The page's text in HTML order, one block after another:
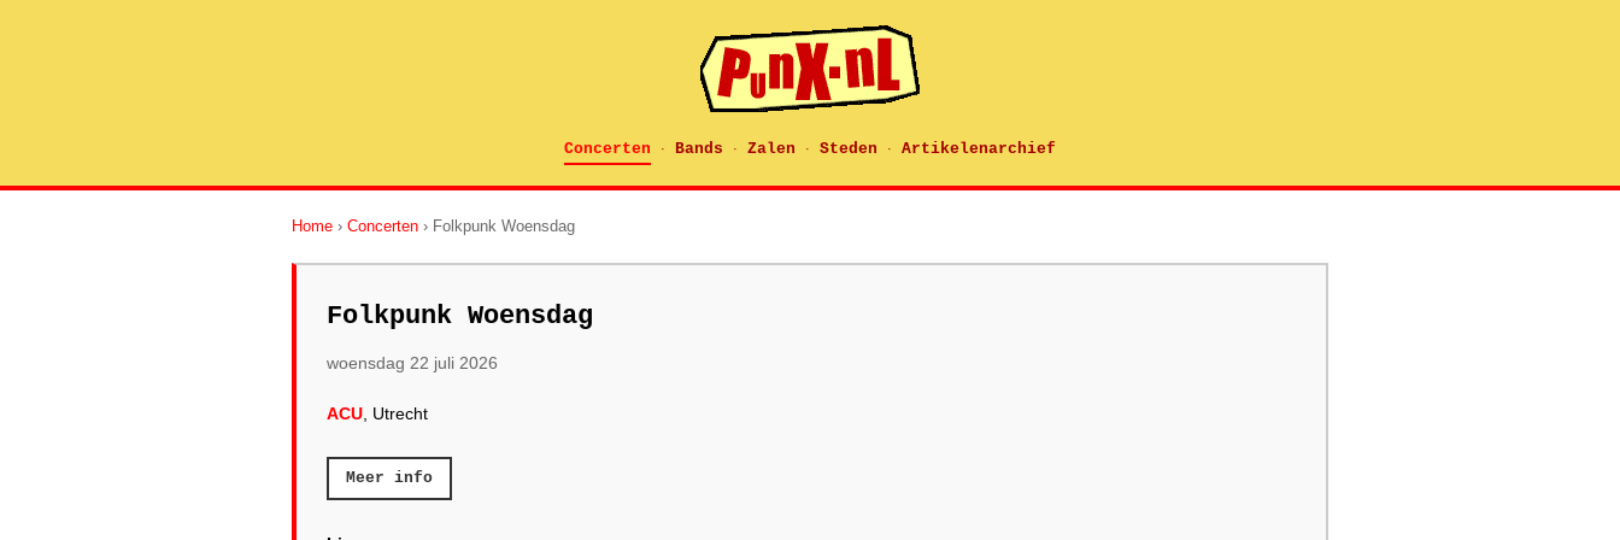
Concerten · Bands · Zalen · Steden · Artikelenarchief
Home › Concerten › Folkpunk Woensdag
Folkpunk Woensdag
woensdag 22 juli 2026
ACU , Utrecht
Meer info